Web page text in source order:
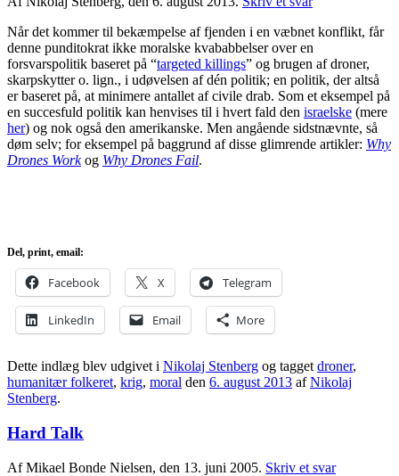
Når det kommer til bekæmpelse af fjenden i en væbnet konflikt, får
denne punditokrat ikke moralske kvababbelser over en
forsvarspolitik baseret på “targeted killings” og brugen af droner,
skarpskytter o. lign., i udøvelsen af dén politik; en politik, der altså
er baseret på, at minimere antallet af civile drab. Som et eksempel på
en succesfuld politik kan henvises til i hvert fald den israelske (mere
her) og nok også den amerikanske. Men angående sidstnævnte, så
døm selv; for eksempel på baggrund af disse glimrende artikler: Why
Drones Workog Why Drones Fail.
Del, print, email:
Facebook X Telegram
LinkedIn Email More
Dette indlæg blev udgivet i Nikolaj Stenberg og tagget droner,
humanitær folkeret, krig, moral den 6. august 2013 afNikolaj
Stenberg.
Hard Talk
Af Mikael Bonde Nielsen, den 13. juni 2005. Skriv et svar